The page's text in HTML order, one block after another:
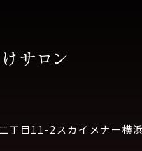
丁目11-2スカイメナー横浜